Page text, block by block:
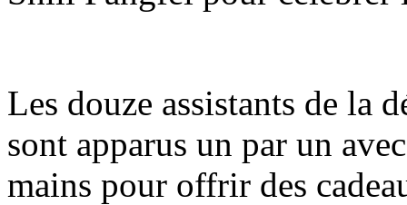
Les douze assistants de la
sont apparus un par un
mains pour offrir des